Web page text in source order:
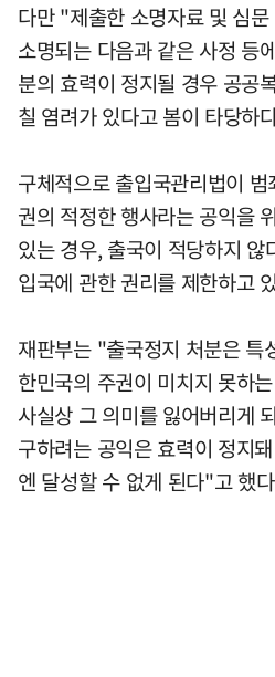
다만 "제출한 소명자료 및 심
소명되는 다음과 같은 사정 등
분의 효력이 정지될 경우 공공
칠 염려가 있다고 봄이 타당하
구체적으로 출입국관리법이
권의 적정한 행사라는 공익을
있는 경우, 출국이 적당하지
입국에 관한 권리를 제한하고
재판부는 "출국정지 처분은 특
한민국의 주권이 미치지 못하
사실상 그 의미를 잃어버리게
구하려는 공익은 효력이 정지
엔 달성할 수 없게 된다"고 했